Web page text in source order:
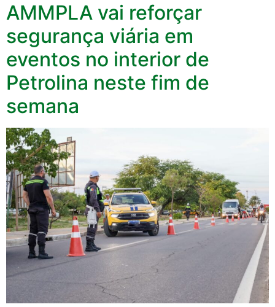
AMMPLA vai reforçar
segurança viária em
eventos no interior de
Petrolina neste fim de
semana